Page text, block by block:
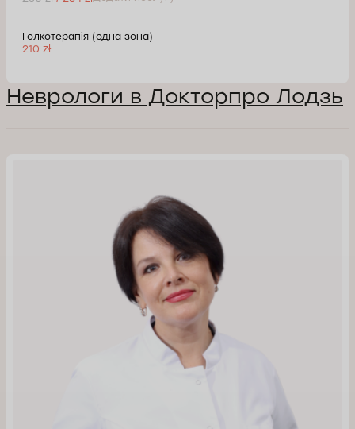
Голкотерапія (одна зона)
210 zł
Неврологи в Докторпро Лодзь